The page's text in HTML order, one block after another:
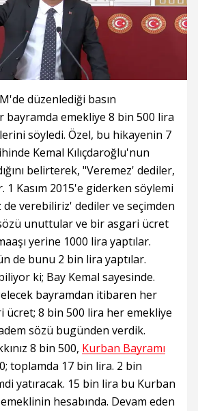
düzenlediği basın
bayramda emekliye 8 bin 500 lira
söyledi. Özel, bu hikayenin 7
Kemal Kılıçdaroğlu'nun
belirterek, "Veremez' dediler,
1 Kasım 2015'e giderken söylemi
de verebiliriz' dediler ve seçimden
unuttular ve bir asgari ücret
yerine 1000 lira yaptılar.
de bunu 2 bin lira yaptılar.
ki; Bay Kemal sayesinde.
bayramdan itibaren her
ücret; 8 bin 500 lira her emekliye
sözü bugünden verdik.
8 bin 500, Kurban Bayramı
toplamda 17 bin lira. 2 bin
yatıracak. 15 bin lira bu Kurban
hesabında. Devam eden